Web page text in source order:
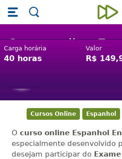
Skip main navigation
Skip to main content
Curso online
Carga horária
40 horas
Valor
R$
Cursos Online Espanhol
Ocurso online Espanhol
especialmente desenvolvido
desejam participar do